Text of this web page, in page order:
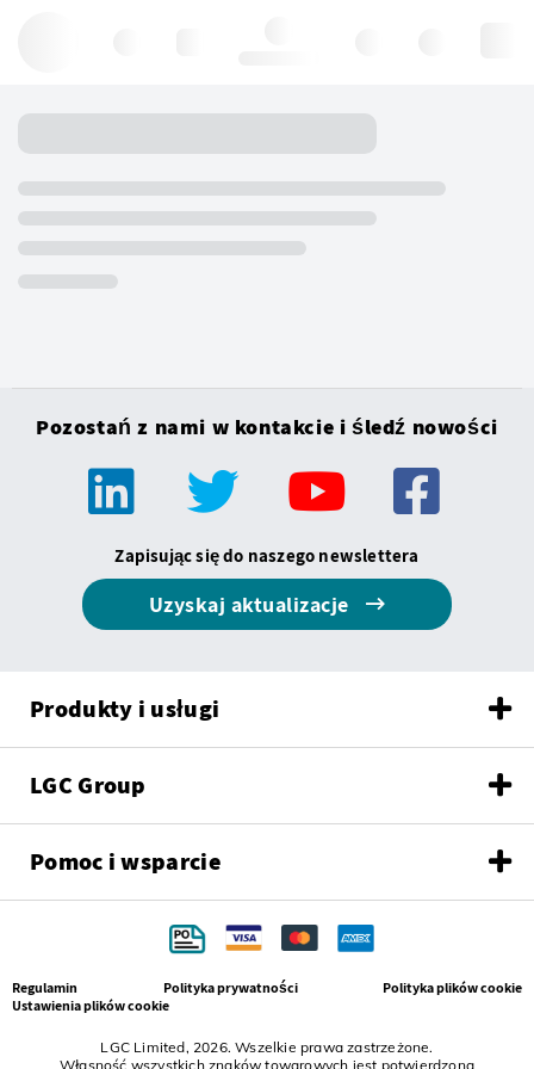
Pozostań z nami w kontakcie i śledź nowości
Zapisując się do naszego newslettera
Uzyskaj aktualizacje
Produkty i usługi
LGC Group
Pomoc i wsparcie
LGC Limited, 2026. Wszelkie prawa zastrzeżone.
Własność wszystkich znaków towarowych jest potwierdzona
Regulamin Polityka prywatności
Polityka plików cookie
Ustawienia plików cookie